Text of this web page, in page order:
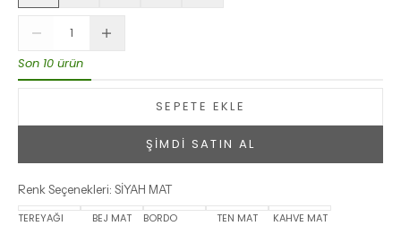
Son 10 ürün
SEPETE EKLE
ŞİMDİ SATIN AL
Renk Seçenekleri: SİYAH MAT
TEREYAĞI
BEJ MAT
BORDO
TEN MAT KAHVE MAT